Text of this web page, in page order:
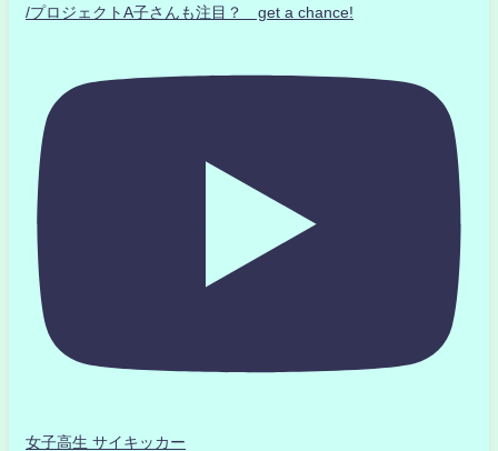
/プロジェクトA子さんも注目？ get a chance!
女子高生 サイキッカー